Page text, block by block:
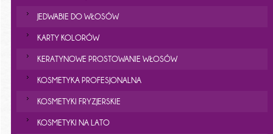
JEDWABIE DO WŁOSÓW
KARTY KOLORÓW
KERATYNOWE PROSTOWANIE WŁOSÓW
KOSMETYKA PROFESJONALNA
KOSMETYKI FRYZJERSKIE
KOSMETYKI NA LATO